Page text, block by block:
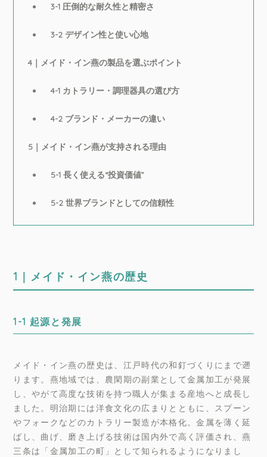
3-1 圧倒的な耐久性と精密さ
3-2 デザイン性と使い心地
4｜メイド・イン燕の製品を選ぶポイント
4-1 カトラリー・調理器具の選び方
4-2 ブランド・メーカーの違い
5｜メイド・イン燕が支持される理由
5-1 長く使える“投資価値”
5-2 世界ブランドとしての信頼性
1｜メイド・イン燕の歴史
1-1 起源と発展
メイド・イン燕の歴史は、江戸時代の和釘づくりにまで遡
ります。燕地域では、農閑期の副業として金属加工が発展
し、やがて高度な技術を持つ職人が集まる産地へと成長し
ました。明治期には洋食文化の広まりとともに、スプーン
やフォークなどのカトラリー製造が本格化。金属を薄く延
ばし、曲げ、磨き上げる技術は国内外で高く評価され、燕
三条は「金属加工の町」として知られるようになりまし